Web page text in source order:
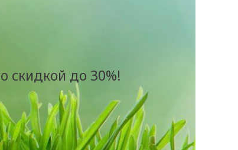
скидкой до 30%!